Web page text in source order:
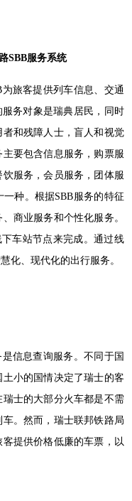
SBB服务系统
旅客提供列车信息、交通
务对象是瑞典居民，同时
和残障人士，盲人和视觉
要包含信息服务，购票服
服务，会员服务，团体服
种。根据SBB服务的特征
商业服务和个性化服务。
车站节点来完成。通过线
化、现代化的出行服务。
信息查询服务。不同于国
小的国情决定了瑞士的客
士的大部分火车都是不需
。然而，瑞士联邦铁路局
提供价格低廉的车票，以